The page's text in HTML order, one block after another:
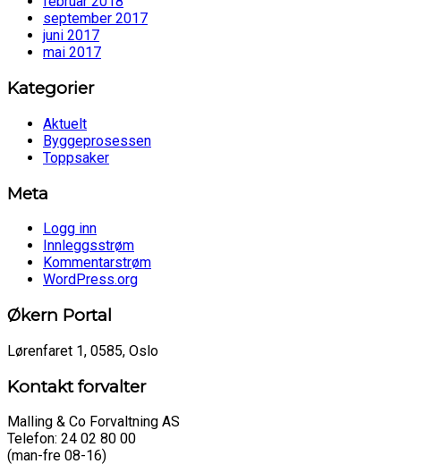
september 2017
juni 2017
mai 2017
Kategorier
Aktuelt
Byggeprosessen
Toppsaker
Meta
Logg inn
Innleggsstrøm
Kommentarstrøm
WordPress.org
Økern Portal
Lørenfaret 1, 0585, Oslo
Kontakt forvalter
Malling & Co Forvaltning AS
Telefon: 24 02 80 00
(man-fre 08-16)